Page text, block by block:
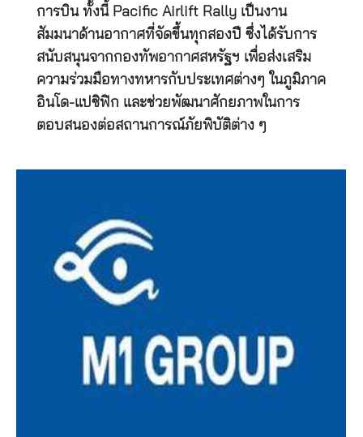
การบิน ทั้งนี้ Pacific Airlift Rally เป็นงาน
สัมมนาด้านอากาศที่จัดขึ้นทุกสองปี ซึ่งได้รับการ
สนับสนุนจากกองทัพอากาศสหรัฐฯ เพื่อส่งเสริม
ความร่วมมือทางทหารกับประเทศต่างๆ ในภูมิภาค
อินโด-แปซิฟิก และช่วยพัฒนาศักยภาพในการ
ตอบสนองต่อสถานการณ์ภัยพิบัติต่าง ๆ